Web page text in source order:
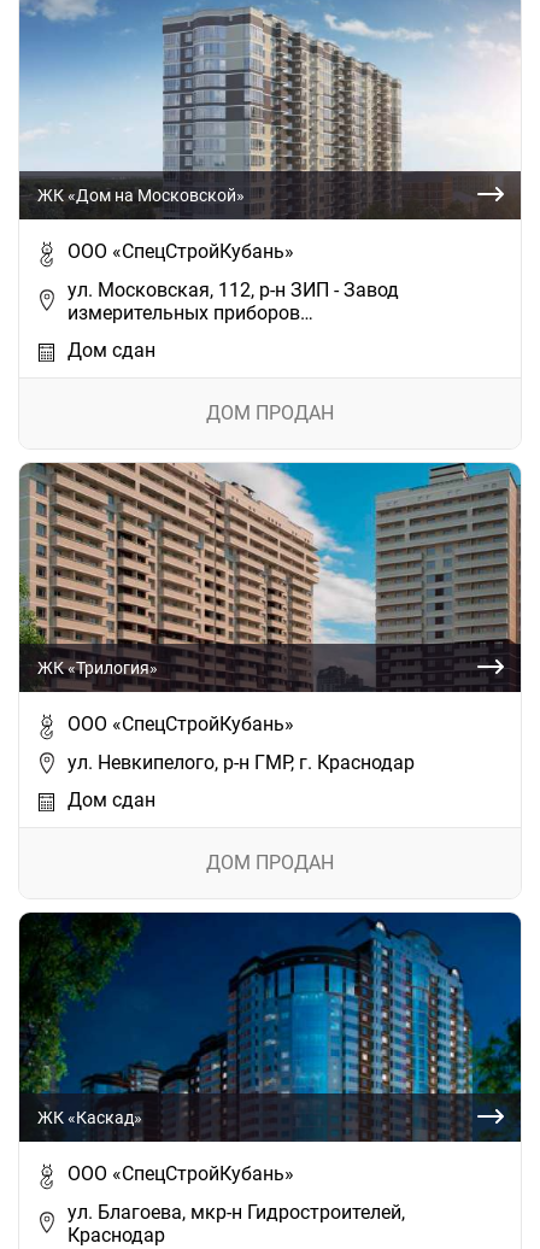
ЖК «Дом на Московской»
ООО «СпецСтройКубань»
ул. Московская, 112, р-н ЗИП - Завод
измерительных приборов…
Дом сдан
ДОМ ПРОДАН
ЖК «Трилогия»
ООО «СпецСтройКубань»
ул. Невкипелого, р-н ГМР, г. Краснодар
Дом сдан
ДОМ ПРОДАН
ЖК «Каскад»
ООО «СпецСтройКубань»
ул. Благоева, мкр-н Гидростроителей,
Краснодар